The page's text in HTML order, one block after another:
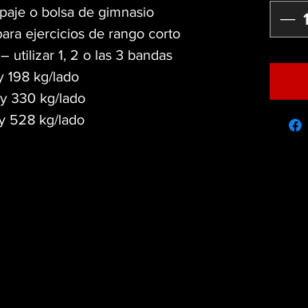
o bolsa de gimnasio
ejercicios de rango corto
utilizar 1, 2 o las 3 bandas
198 kg/lado
330 kg/lado
528 kg/lado